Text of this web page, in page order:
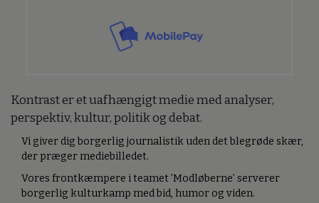
Kontrast er et uafhængigt medie med analyser,
perspektiv, kultur, politik og debat.
Vi giver dig borgerlig journalistik uden det blegrøde skær,
der præger mediebilledet.
Vores frontkæmpere i teamet ’Modløberne’ serverer
borgerlig kulturkamp med bid, humor og viden.